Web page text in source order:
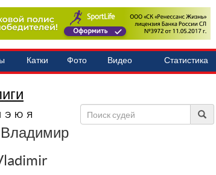
Катки Фото Видео Статистика
Э Ю Я
Владимир